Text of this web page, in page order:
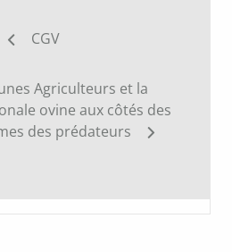
CGV
Agriculteurs et la
ovine aux côtés des
des prédateurs